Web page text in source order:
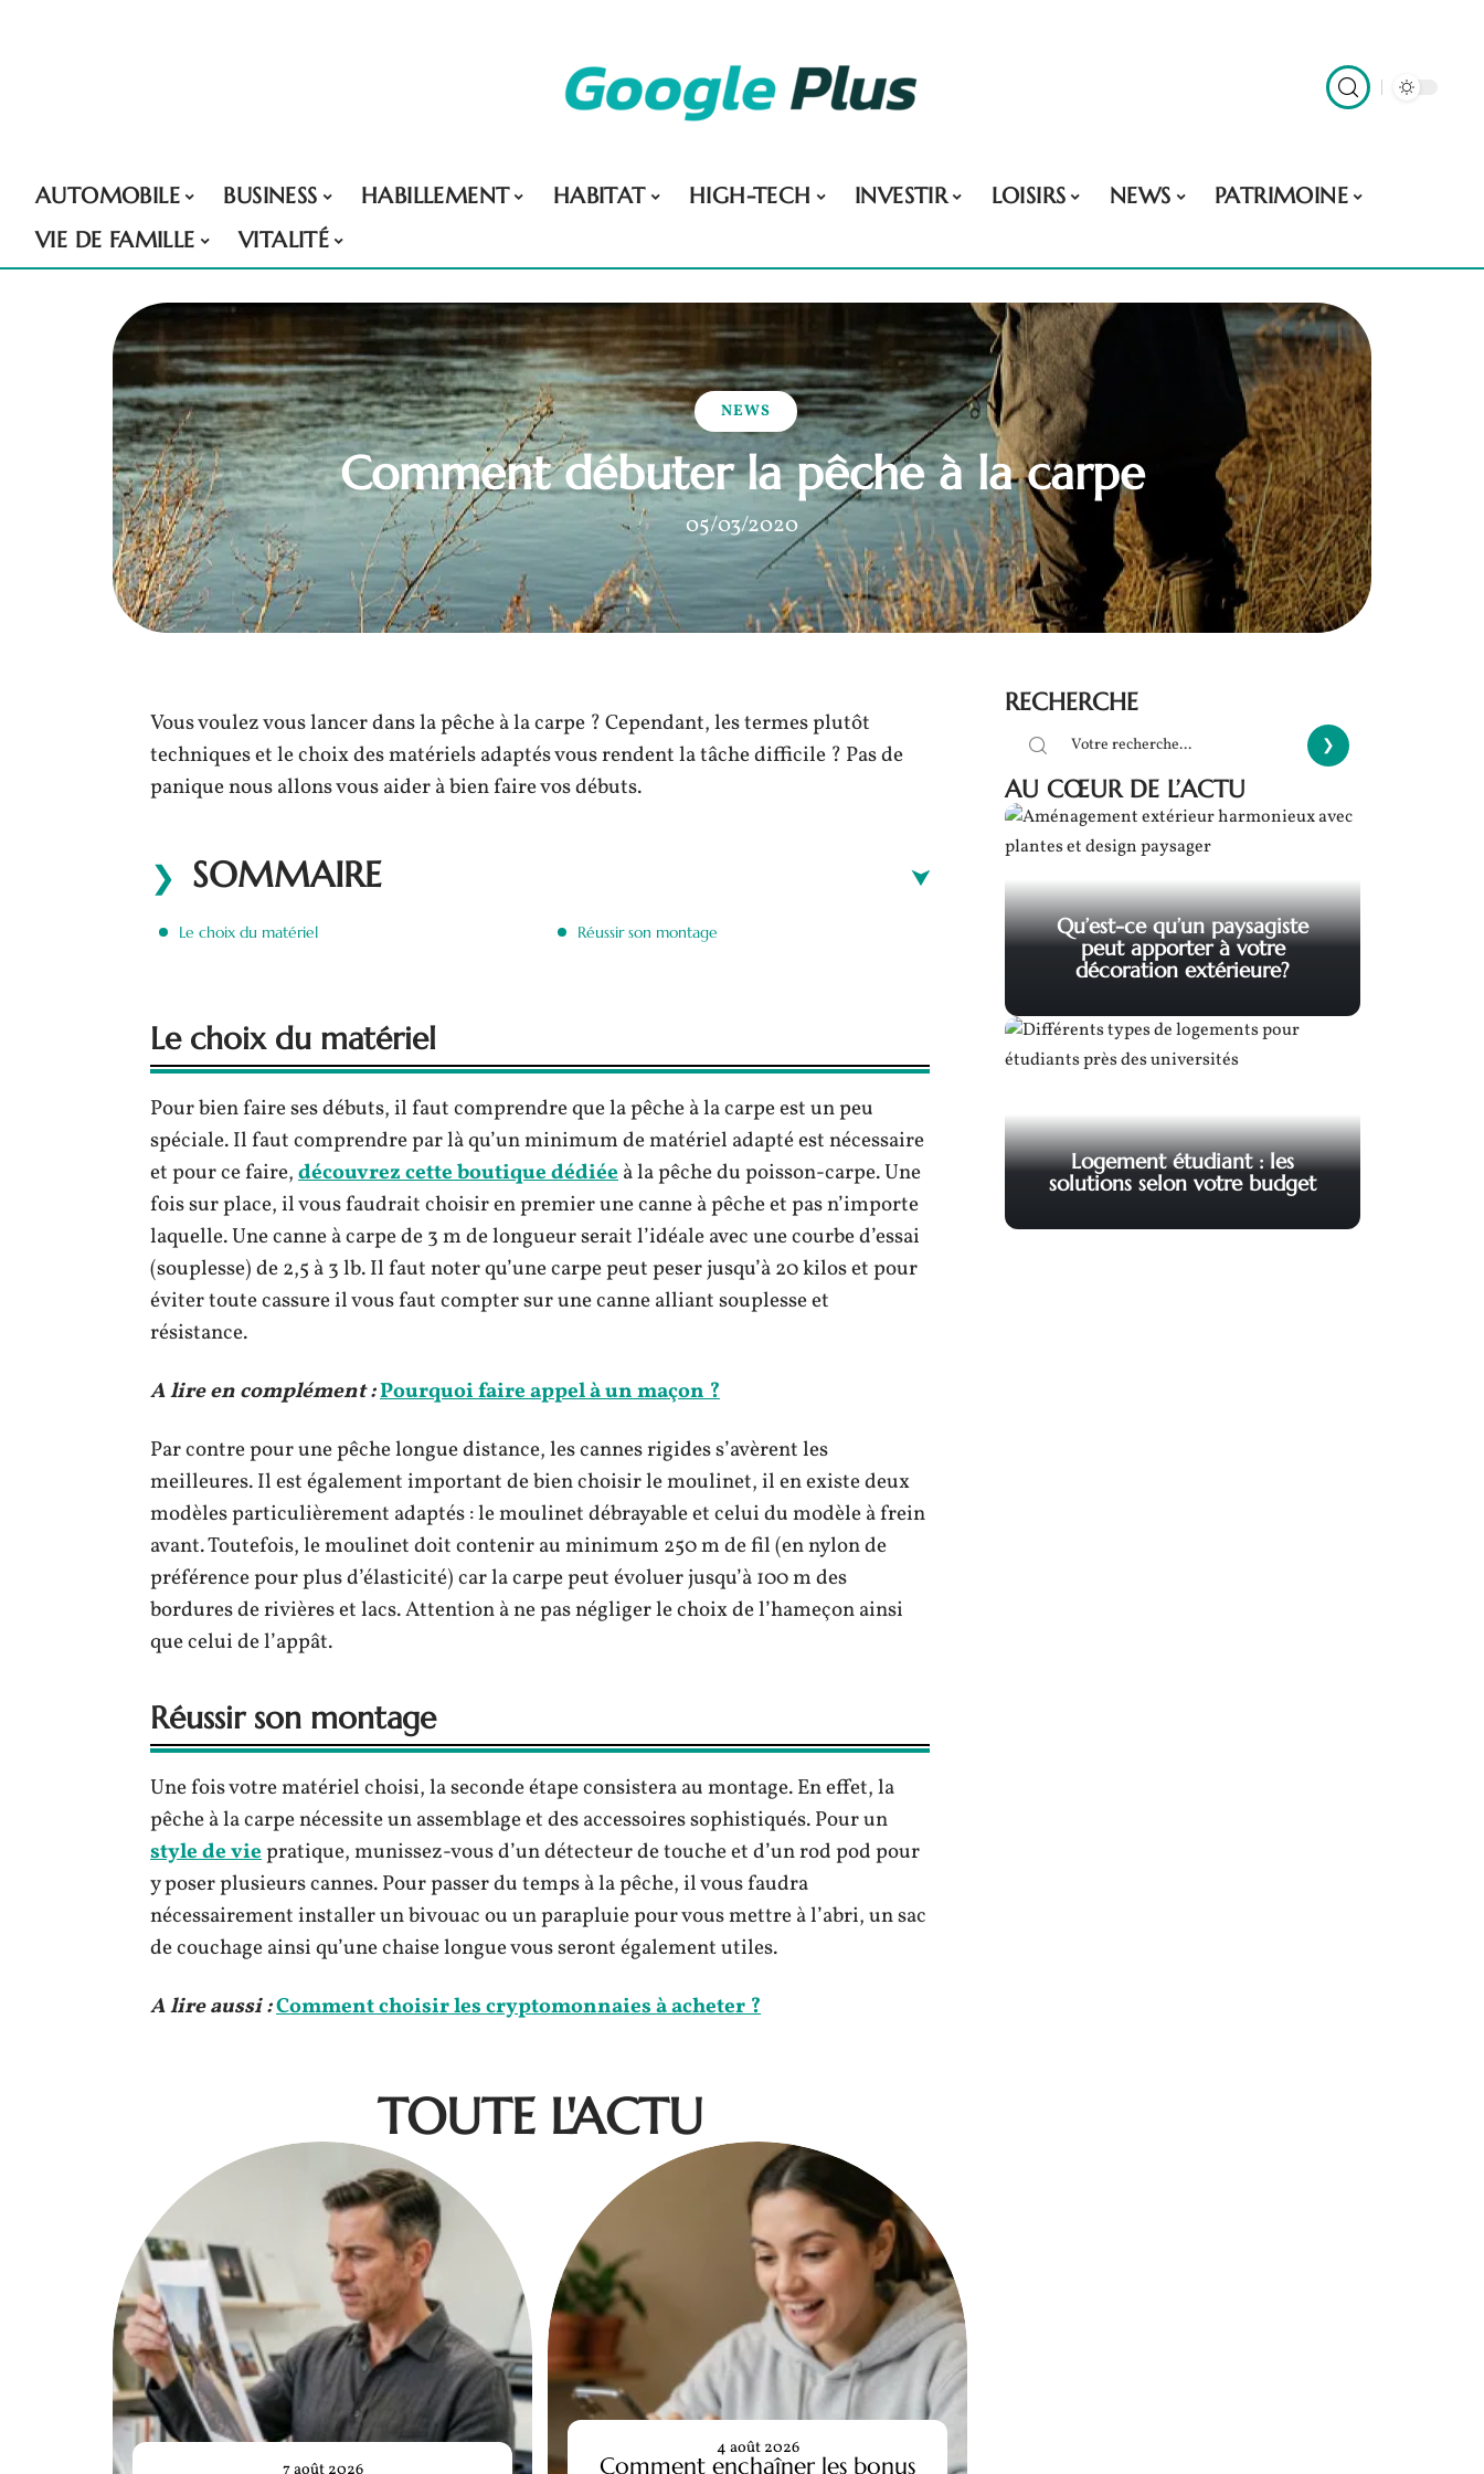
AUTOMOBILE BUSINESS HABILLEMENT HABITAT HIGH-TECH INVESTIR LOISIRS NEWS
PATRIMOINE
VIE DE FAMILLE
VITALITÉ
NEWS
Comment débuter la pêche à la carpe
05/03/2020
Vous voulez vous lancer dans la pêche à la carpe ? Cependant, les termes plutôt
techniques et le choix des matériels adaptés vous rendent la tâche difficile ? Pas de
panique nous allons vous aider à bien faire vos débuts.
SOMMAIRE
Le choix du matériel Réussir son montage
Le choix du matériel
Pour bien faire ses débuts, il faut comprendre que la pêche à la carpe est un peu
spéciale. Il faut comprendre par là qu’un minimum de matériel adapté est nécessaire
et pour ce faire,découvrez cette boutique dédiéeà la pêche du poisson-carpe. Une
fois sur place, il vous faudrait choisir en premier une canne à pêche et pas n’importe
laquelle. Une canne à carpe de 3 m de longueur serait l’idéale avec une courbe d’essai
(souplesse) de 2,5 à 3 lb. Il faut noter qu’une carpe peut peser jusqu’à 20 kilos et pour
éviter toute cassure il vous faut compter sur une canne alliant souplesse et
résistance.
A lire en complément :Pourquoi faire appel à un maçon ?
Par contre pour une pêche longue distance, les cannes rigides s’avèrent les
meilleures. Il est également important de bien choisir le moulinet, il en existe deux
modèles particulièrement adaptés : le moulinet débrayable et celui du modèle à frein
avant. Toutefois, le moulinet doit contenir au minimum 250 m de fil (en nylon de
préférence pour plus d’élasticité) car la carpe peut évoluer jusqu’à 100 m des
bordures de rivières et lacs. Attention à ne pas négliger le choix de l’hameçon ainsi
que celui de l’appât.
Réussir son montage
Une fois votre matériel choisi, la seconde étape consistera au montage. En effet, la
pêche à la carpe nécessite un assemblage et des accessoires sophistiqués. Pour un
style de viepratique, munissez-vous d’un détecteur de touche et d’un rod pod pour
y poser plusieurs cannes. Pour passer du temps à la pêche, il vous faudra
nécessairement installer un bivouac ou un parapluie pour vous mettre à l’abri, un sac
de couchage ainsi qu’une chaise longue vous seront également utiles.
A lire aussi :Comment choisir les cryptomonnaies à acheter ?
TOUTE L'ACTU
7 août 2026 Comment enchaîner les bonus
4 août 2026
RECHERCHE
AU CŒUR DE L’ACTU
Qu’est-ce qu’un paysagiste
peut apporter à votre
décoration extérieure?
Logement étudiant : les
solutions selon votre budget